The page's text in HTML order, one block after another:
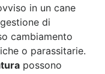
in un cane
di
cambiamento
o parassitarie.
possono